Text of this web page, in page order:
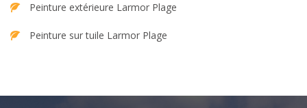
Peinture extérieure Larmor Plage
Peinture sur tuile Larmor Plage